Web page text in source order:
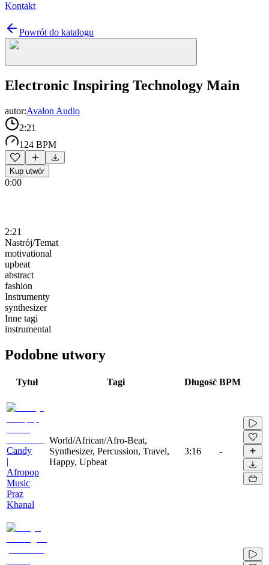
Kontakt
Powrót do katalogu
Electronic Inspiring Technology Main
autor:Avalon Audio
2:21
124 BPM
Kup utwór
0:00
2:21
Nastrój/Temat
motivational
upbeat
abstract
fashion
Instrumenty
synthesizer
Inne tagi
instrumental
Podobne utwory
Tytuł Tagi Długość BPM
Candy
|
Afropop
Music
Praz
Khanal
World/African/Afro-Beat,
Synthesizer, Percussion, Travel,
Happy, Upbeat
3:16 -